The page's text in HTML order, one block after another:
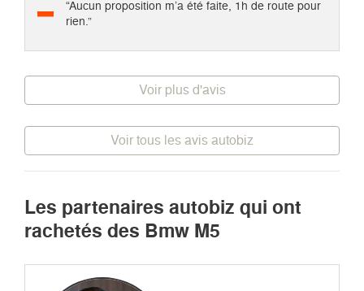
“Aucun proposition m’a été faite, 1h de route pour
rien.”
Voir plus d'avis
Voir tous les avis autobiz
Les partenaires autobiz qui ont
rachetés des Bmw M5